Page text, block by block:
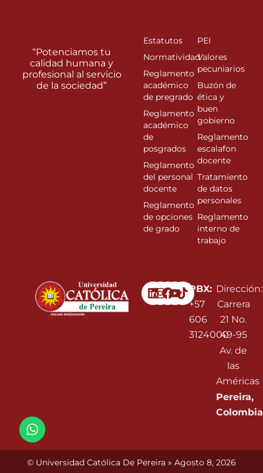
Linkedin
Instagram
Facebook
Youtube
PBX:
+57
606
3124000
Dirección:
Carrera
21 No.
49-95
Av. de
las
Américas
Pereira,
Colombia
“Potenciamos tu
calidad humana y
profesional al servicio
de la sociedad”
Estatutos
Normatividad
Reglamento
académico
de pregrado
Reglamento
académico
de
posgrados
Reglamento
del personal
docente
Reglamento
de opciones
de grado
PEI
Valores
pecuniarios
Buzón de
ética y
buen
gobierno
Reglamento
escalafon
docente
Tratamiento
de datos
personales
Reglamento
interno de
trabajo
© Universidad Católica De Pereira » Agosto 8, 2026